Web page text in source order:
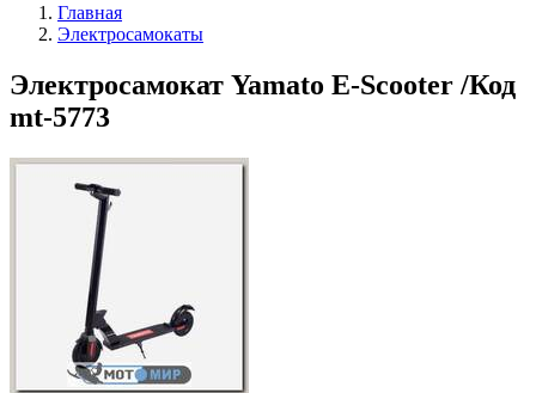
Главная
Электросамокаты
Электросамокат Yamato E-Scooter /Код
mt-5773